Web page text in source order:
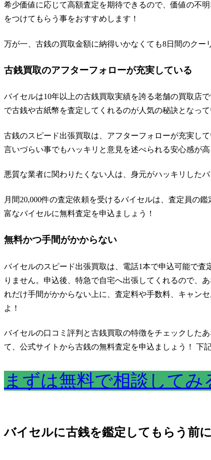
希少価値に応じて高額査定を期待できるので、価値の不
をつけてもらう事をおすすめします！
万が一、古銭の買取金額に納得いかなくても8日間のクー
古銭買取のアフターフォローが充実している
バイセルは10年以上の古銭買取実績を誇る老舗の買取店
で古銭や古紙幣を査定してくれるのが人気の秘訣となって
古銭のスピード出張買取は、アフターフォローが充実し
言いづらい事でもハッキリと意見を述べられる安心感が高
悪質な業者に関わりたくない人は、身元がハッキリした
月間20,000件の査定依頼を受けるバイセルは、査定員の
富なバイセルに無料査定を申込ましょう！
無料かつ手間がかからない
バイセルのスピード出張買取は、電話1本で申込可能で
りません。申込後、特急で自宅へ出張してくれるので、
れだけ手間がかからない上に、査定料や手数料、キャン
よ！
バイセルの口コミ評判と古銭買取の特徴をチェックした
て、公式サイトから古銭の無料査定を申込ましょう！ 下
まずは無料で相談してみ
バイセルに古銭を鑑定してもらう前